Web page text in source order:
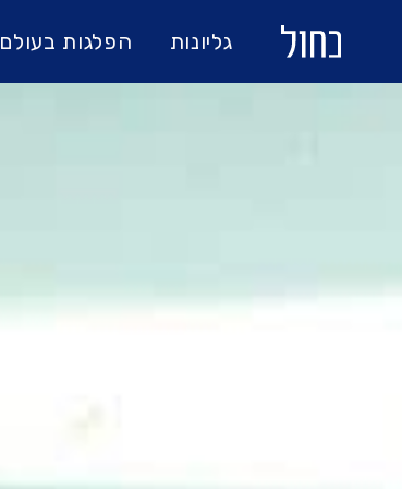
גליונות הפלגות בעולם